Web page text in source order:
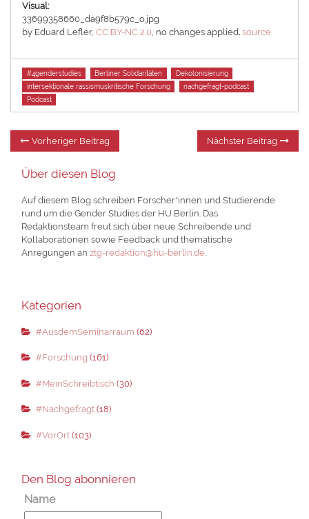
Visual:
33699358660_da9f8b579c_o.jpg
by Eduard Lefler,CC BY-NC 2.0 , no changes applied. source
Tags
#4genderstudies Berliner Solidaritäten
Dekolonisierung
intersektionale rassismuskritische Forschung
nachgefragt-podcast
Podcast
Beitragsnavigation
Vorheriger Beitrag
Beitrag:
Nächster Beitrag
Über diesen Blog
Auf diesem Blog schreiben Forscher*innen und Studierende
rund um die Gender Studies der HU Berlin. Das
Redaktionsteam freut sich über neue Schreibende und
Kollaborationen sowie Feedback und thematische
Anregungen anztg-redaktion@hu-berlin.de
Kategorien
#AusdemSeminarraum (62)
#Forschung (161)
#MeinSchreibtisch (30)
#Nachgefragt(18)
#VorOrt(103)
Den Blog abonnieren
Name